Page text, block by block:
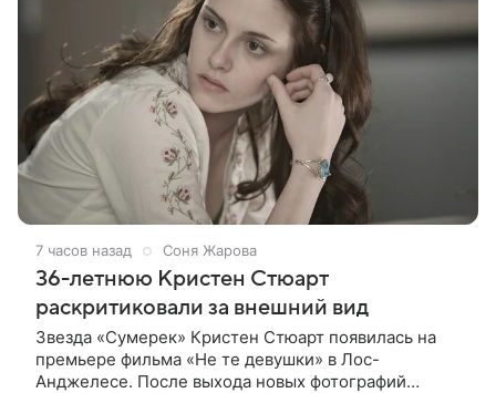
7 часов назад Соня Жарова
36-летнюю Кристен Стюарт
раскритиковали за внешний вид
Звезда «Сумерек» Кристен Стюарт появилась на
премьере фильма «Не те девушки» в Лос-
Анджелесе. После выхода новых фотографий